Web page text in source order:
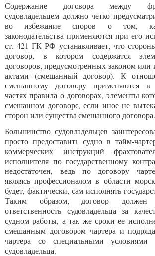
Содержание договора между
судовладельцем должно четко
во избежание споров о том,
законодательства применяются при его
ст. 421 ГК РФ устанавливает, что
договор, в котором содержатся
договоров, предусмотренных законом
актами (смешанный договор). К
смешанному договору применяются в
частях правила о договорах, элементы
смешанном договоре, если иное не
сторон или существа смешанного договора.
Большинство судовладельцев
просто предоставить судно в тайм-
коммерческих инструкций
исполнителя по государственному
недостаточен, ведь по договору
являясь профессионалом в области
будет, фактически, сам исполнять
Таким образом, договор должен
ответственность судовладельца за
судном работы, а так же сроки ее
смешанным договором чартера и
чартера со специальными условиями
судовладельца.